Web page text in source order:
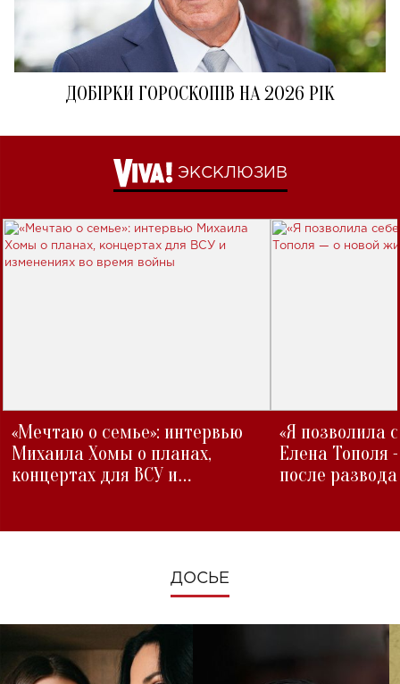
ДОБІРКИ ГОРОСКОПІВ НА 2026 РІК
ЭКСКЛЮЗИВ
«Мечтаю о семье»: интервью
Михаила Хомы о планах,
концертах для ВСУ и
«Я позволила
Елена Тополя
после развода
ДОСЬЕ